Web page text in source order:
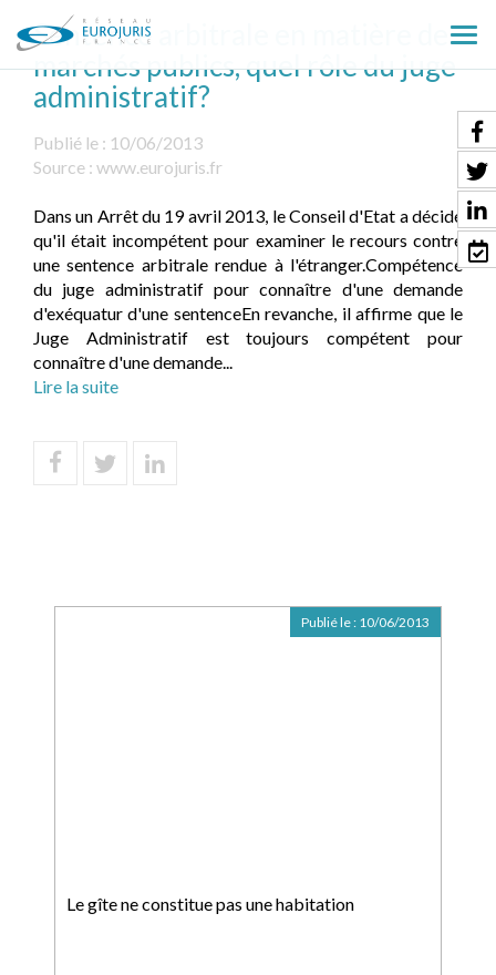
le
Sentence arbitrale en matière de
marchés publics, quel rôle du juge
administratif?
Publié le : 10/06/2013
Source : www.eurojuris.fr
Dans un Arrêt du 19 avril 2013, le Conseil d'Etat a décidé
qu'il était incompétent pour examiner le recours contre
une sentence arbitrale rendue à l'étranger.Compétence
du juge administratif pour connaître d'une demande
d'exéquatur d'une sentenceEn revanche, il affirme que le
Juge Administratif est toujours compétent pour
connaître d'une demande...
Lire la suite
Le gîte ne constitue pas une habitation
Publié le : 10/06/2013